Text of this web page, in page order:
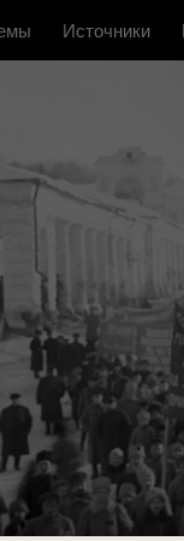
Источники